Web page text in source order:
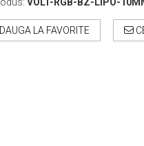
LA FAVORITE